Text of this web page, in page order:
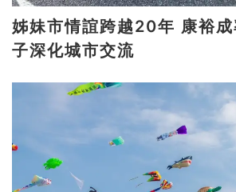
姊妹市情誼跨越20年 康裕成率議員赴八王
子深化城市交流